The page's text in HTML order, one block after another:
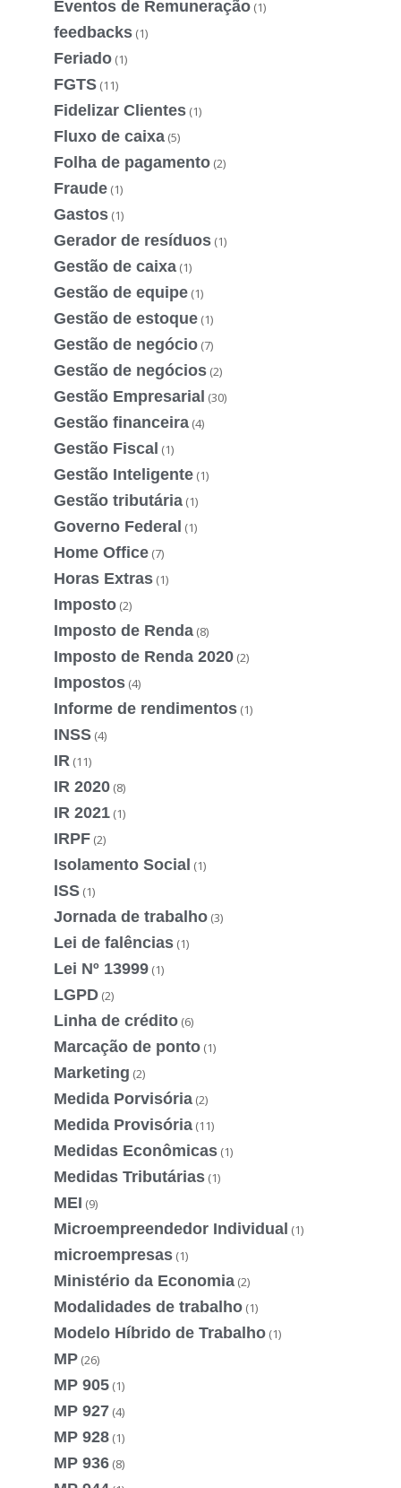
Eventos de Remuneração (1)
feedbacks (1)
Feriado (1)
FGTS (11)
Fidelizar Clientes (1)
Fluxo de caixa (5)
Folha de pagamento (2)
Fraude (1)
Gastos (1)
Gerador de resíduos (1)
Gestão de caixa (1)
Gestão de equipe (1)
Gestão de estoque (1)
Gestão de negócio (7)
Gestão de negócios (2)
Gestão Empresarial (30)
Gestão financeira (4)
Gestão Fiscal (1)
Gestão Inteligente (1)
Gestão tributária (1)
Governo Federal (1)
Home Office (7)
Horas Extras (1)
Imposto (2)
Imposto de Renda (8)
Imposto de Renda 2020 (2)
Impostos (4)
Informe de rendimentos (1)
INSS (4)
IR (11)
IR 2020 (8)
IR 2021 (1)
IRPF (2)
Isolamento Social (1)
ISS (1)
Jornada de trabalho (3)
Lei de falências (1)
Lei Nº 13999 (1)
LGPD (2)
Linha de crédito (6)
Marcação de ponto (1)
Marketing (2)
Medida Porvisória (2)
Medida Provisória (11)
Medidas Econômicas (1)
Medidas Tributárias (1)
MEI (9)
Microempreendedor Individual (1)
microempresas (1)
Ministério da Economia (2)
Modalidades de trabalho (1)
Modelo Híbrido de Trabalho (1)
MP (26)
MP 905 (1)
MP 927 (4)
MP 928 (1)
MP 936 (8)